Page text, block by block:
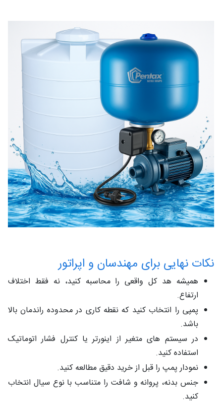
نکات نهایی برای مهندسان و اپراتور
همیشه هد کل واقعی را محاسبه کنید، نه فقط اختلاف
ارتفاع.
پمپی را انتخاب کنید که نقطه کاری در محدوده راندمان بالا
باشد.
در سیستم‌ های متغیر از اینورتر یا کنترل فشار اتوماتیک
استفاده کنید.
نمودار پمپ را قبل از خرید دقیق مطالعه کنید.
جنس بدنه، پروانه و شافت را متناسب با نوع سیال انتخاب
کنید.